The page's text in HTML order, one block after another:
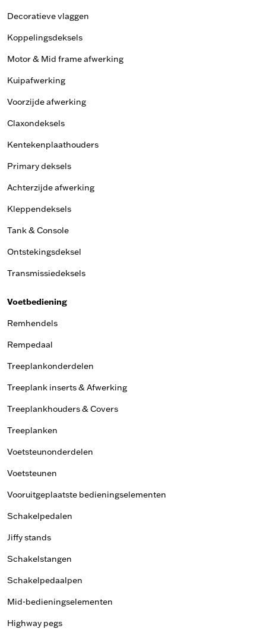
Decoratieve vlaggen
Koppelingsdeksels
Motor & Mid frame afwerking
Kuipafwerking
Voorzijde afwerking
Claxondeksels
Kentekenplaathouders
Primary deksels
Achterzijde afwerking
Kleppendeksels
Tank & Console
Ontstekingsdeksel
Transmissiedeksels
Voetbediening
Remhendels
Rempedaal
Treeplankonderdelen
Treeplank inserts & Afwerking
Treeplankhouders & Covers
Treeplanken
Voetsteunonderdelen
Voetsteunen
Vooruitgeplaatste bedieningselementen
Schakelpedalen
Jiffy stands
Schakelstangen
Schakelpedaalpen
Mid-bedieningselementen
Highway pegs